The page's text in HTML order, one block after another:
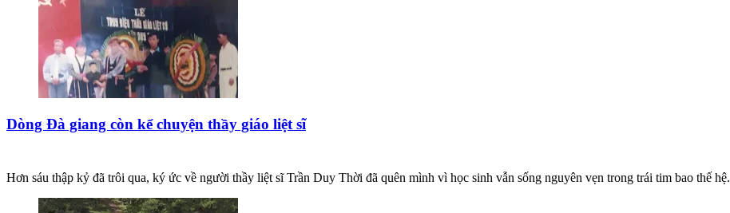
Dòng Đà giang còn kể chuyện thầy giáo liệt sĩ
Hơn sáu thập kỷ đã trôi qua, ký ức về người thầy liệt sĩ Trần Duy Thời đã quên mình vì học sinh vẫn sống nguyên vẹn trong trái tim bao thế hệ.